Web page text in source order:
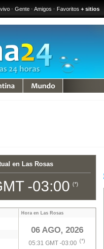
· Gente · Amigos · Favoritos + sitios
en Las Rosas
-03:00 (*)
Hora en Las Rosas
06 AGO, 2026
05:31 GMT -03:00 (*)